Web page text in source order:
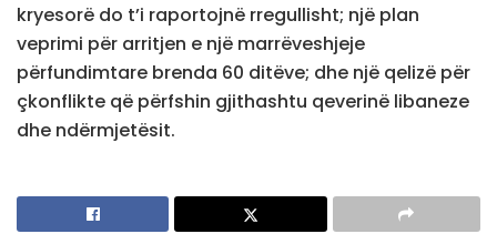
kryesorë do t’i raportojnë rregullisht; një plan
veprimi për arritjen e një marrëveshjeje
përfundimtare brenda 60 ditëve; dhe një qelizë për
çkonflikte që përfshin gjithashtu qeverinë libaneze
dhe ndërmjetësit.